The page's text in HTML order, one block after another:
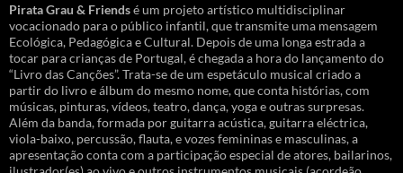
Pirata Grau & Friendsé um projeto artístico multidisciplinar
vocacionado para o público infantil, que transmite uma mensagem
Ecológica, Pedagógica e Cultural. Depois de uma longa estrada a
tocar para crianças de Portugal, é chegada a hora do lançamento do
“Livro das Canções”. Trata-se de um espetáculo musical criado a
partir do livro e álbum do mesmo nome, que conta histórias, com
músicas, pinturas, vídeos, teatro, dança, yoga e outras surpresas.
Além da banda, formada por guitarra acústica, guitarra eléctrica,
viola-baixo, percussão, flauta, e vozes femininas e masculinas, a
apresentação conta com a participação especial de atores, bailarinos,